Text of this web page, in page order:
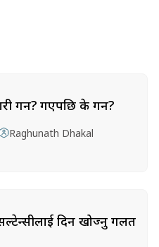
गर्ने? गएपछि के गर्ने?
Raghunath Dhakal
दिन खोज्नु गलत